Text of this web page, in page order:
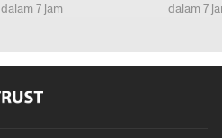
dalam 7 jam dalam 7